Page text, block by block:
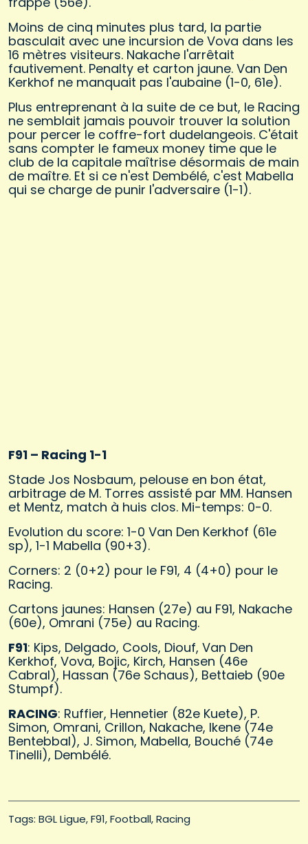
Moins de cinq minutes plus tard, la partie
basculait avec une incursion de Vova dans les
16 mètres visiteurs. Nakache l'arrêtait
fautivement. Penalty et carton jaune. Van Den
Kerkhof ne manquait pas l'aubaine (1-0, 61e).
Plus entreprenant à la suite de ce but, le Racing
ne semblait jamais pouvoir trouver la solution
pour percer le coffre-fort dudelangeois. C'était
sans compter le fameux money time que le
club de la capitale maîtrise désormais de main
de maître. Et si ce n'est Dembélé, c'est Mabella
qui se charge de punir l'adversaire (1-1).
F91 – Racing 1-1
Stade Jos Nosbaum, pelouse en bon état,
arbitrage de M. Torres assisté par MM. Hansen
et Mentz, match à huis clos. Mi-temps: 0-0.
Evolution du score: 1-0 Van Den Kerkhof (61e
sp), 1-1 Mabella (90+3).
Corners: 2 (0+2) pour le F91, 4 (4+0) pour le
Racing.
Cartons jaunes: Hansen (27e) au F91, Nakache
(60e), Omrani (75e) au Racing.
F91: Kips, Delgado, Cools, Diouf, Van Den
Kerkhof, Vova, Bojic, Kirch, Hansen (46e
Cabral), Hassan (76e Schaus), Bettaieb (90e
Stumpf).
RACING: Ruffier, Hennetier (82e Kuete), P.
Simon, Omrani, Crillon, Nakache, Ikene (74e
Bentebbal), J. Simon, Mabella, Bouché (74e
Tinelli), Dembélé.
Tags: BGL Ligue F91 Football Racing